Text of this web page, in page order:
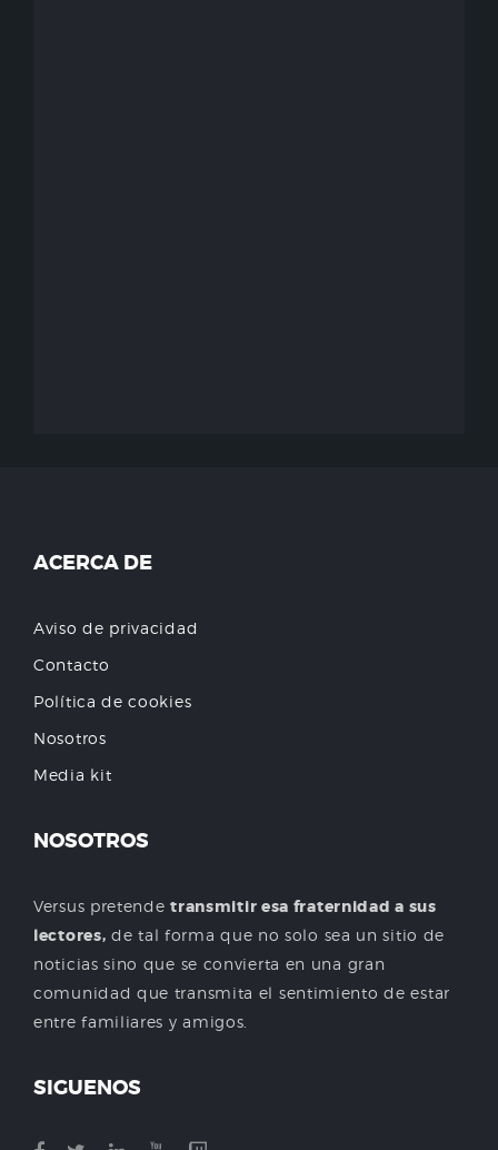
ACERCA DE
Aviso de privacidad
Contacto
Política de cookies
Nosotros
Media kit
NOSOTROS
Versus pretendetransmitir esa fraternidad a sus
lectores, de tal forma que no solo sea un sitio de
noticias sino que se convierta en una gran
comunidad que transmita el sentimiento de estar
entre familiares y amigos.
SIGUENOS